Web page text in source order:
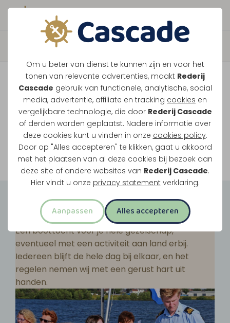
Om u beter van dienst te kunnen zijn en voor het
tonen van relevante advertenties, maakt Rederij
Cascade gebruik van functionele, analytische, social
media, advertentie, affiliate en tracking cookies en
vergelijkbare technologie, die door Rederij Cascade
of derden worden geplaatst. Nadere informatie over
deze cookies kunt u vinden in onze cookies policy.
Door op "Alles accepteren" te klikken, gaat u akkoord
met het plaatsen van al deze cookies bij bezoek aan
deze site of andere websites van Rederij Cascade.
Hier vindt u onze privacy statement verklaring.
Aanpassen Alles accepteren
Boek direct je vaart
Vaar je mee over de
Maasplassen?
Ondanks de lage waterstanden gaan
onze vaarten gewoon door.
Bekijk onze rondvaarten
Groepsuitjes
Een boottocht voor je hele gezelschap,
eventueel met een activiteit aan land erbij.
Iedereen blijft de hele dag bij elkaar, en het
regelen nemen wij met een gerust hart uit
handen.